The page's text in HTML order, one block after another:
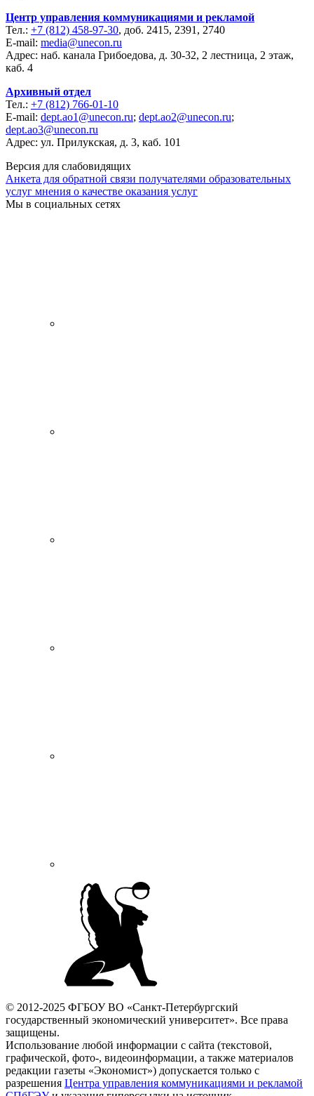
Центр управления коммуникациями и рекламой
Тел.: +7 (812) 458-97-30, доб. 2415, 2391, 2740
E-mail: media@unecon.ru
Адрес: наб. канала Грибоедова, д. 30-32, 2 лестница, 2 этаж,
каб. 4
Архивный отдел
Тел.: +7 (812) 766-01-10
E-mail: dept.ao1@unecon.ru; dept.ao2@unecon.ru;
dept.ao3@unecon.ru
Адрес: ул. Прилукская, д. 3, каб. 101
Версия для слабовидящих
Анкета для обратной связи получателями образовательных
услуг мнения о качестве оказания услуг
Мы в социальных сетях
© 2012-2025 ФГБОУ ВО «Санкт-Петербургский
государственный экономический университет». Все права
защищены.
Использование любой информации с сайта (текстовой,
графической, фото-, видеоинформации, а также материалов
редакции газеты «Экономист») допускается только с
разрешения Центра управления коммуникациями и рекламой